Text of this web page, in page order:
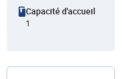
Capacité d'accueil
1